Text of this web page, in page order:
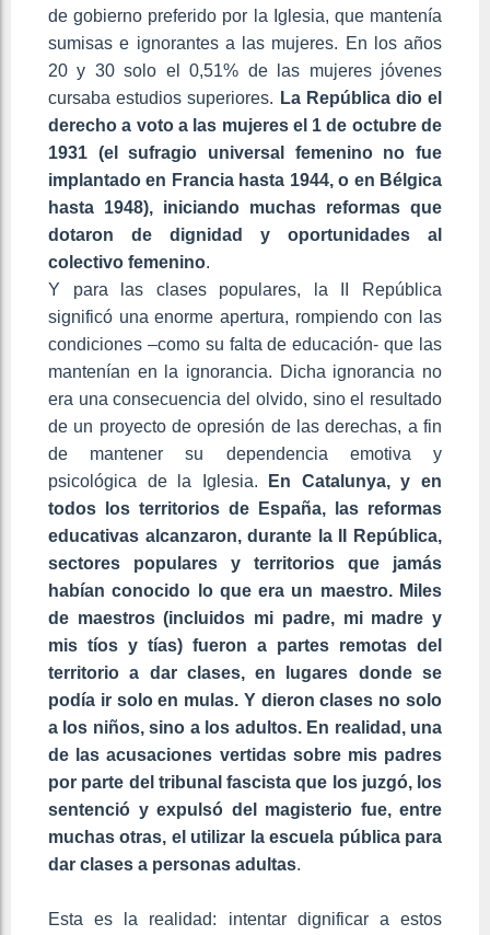
de gobierno preferido por la Iglesia, que mantenía
sumisas e ignorantes a las mujeres. En los años
20 y 30 solo el 0,51% de las mujeres jóvenes
cursaba estudios superiores. La República dio el
derecho a voto a las mujeres el 1 de octubre de
1931 (el sufragio universal femenino no fue
implantado en Francia hasta 1944, o en Bélgica
hasta 1948), iniciando muchas reformas que
dotaron de dignidad y oportunidades al
colectivo femenino.
Y para las clases populares, la II República
significó una enorme apertura, rompiendo con las
condiciones –como su falta de educación- que las
mantenían en la ignorancia. Dicha ignorancia no
era una consecuencia del olvido, sino el resultado
de un proyecto de opresión de las derechas, a fin
de mantener su dependencia emotiva y
psicológica de la Iglesia.
En Catalunya, y en
todos los territorios de España, las reformas
educativas alcanzaron, durante la II República,
sectores populares y territorios que jamás
habían conocido lo que era un maestro. Miles
de maestros (incluidos mi padre, mi madre y
mis tíos y tías) fueron a partes remotas del
territorio a dar clases, en lugares donde se
podía ir solo en mulas. Y dieron clases no solo
a los niños, sino a los adultos. En realidad, una
de las acusaciones vertidas sobre mis padres
por parte del tribunal fascista que los juzgó, los
sentenció y expulsó del magisterio fue, entre
muchas otras, el utilizar la escuela pública para
dar clases a personas adultas.
Esta es la realidad: intentar dignificar a estos